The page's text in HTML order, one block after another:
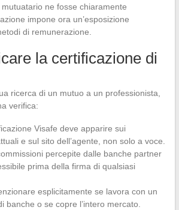
ne fosse chiaramente
impone ora un’esposizione
di remunerazione.
la certificazione di
ricerca di un mutuo a un professionista,
verifica:
Visafe deve apparire sui
e sul sito dell’agente, non solo a voce.
percepite dalle banche partner
prima della firma di qualsiasi
esplicitamente se lavora con un
banche o se copre l’intero mercato.